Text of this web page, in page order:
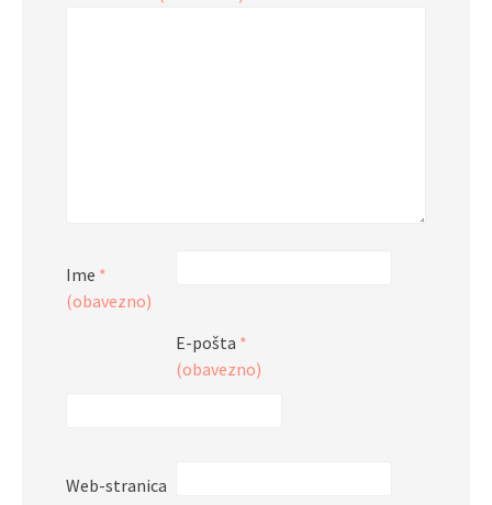
Ime *
(obavezno)
E-pošta *
(obavezno)
Web-stranica